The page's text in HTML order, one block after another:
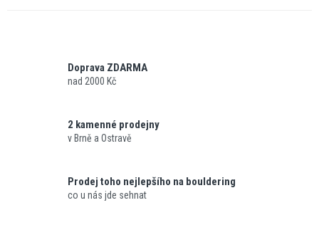
Doprava ZDARMA
nad 2000 Kč
2 kamenné prodejny
v Brně a Ostravě
Prodej toho nejlepšího na bouldering
co u nás jde sehnat